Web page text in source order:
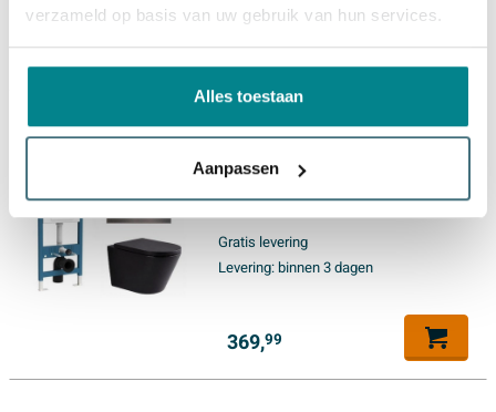
verzameld op basis van uw gebruik van hun services.
Alles toestaan
Aanpassen
369,99
QeramiQ Dely Toiletset -
inbouwreservoir Qeramiq Flush
- 35mm zitting - metaal
gunmetal bedieningsplaat -
ronde knoppen - mat zwart
Gratis levering
Levering:binnen 3 dagen
369,99